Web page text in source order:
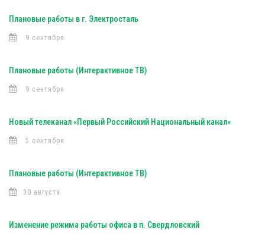
Плановые работы в г. Электросталь
9 сентября
Плановые работы (Интерактивное ТВ)
9 сентября
Новый телеканал «Первый Российский Национальный канал»
5 сентября
Плановые работы (Интерактивное ТВ)
30 августа
Изменение режима работы офиса в п. Свердловский